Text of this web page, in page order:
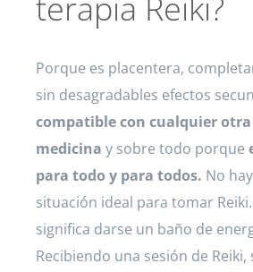
Porque es placentera,
sin desagradables efectos
compatible con cualquier
medicina y sobre todo porque
para todo y para todos. No
situación ideal para tomar
significa darse un baño de
Recibiendo una sesión de